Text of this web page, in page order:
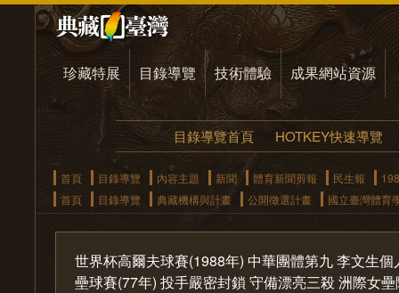
珍藏特展 目錄導覽 技術體驗 成果網站資源
目錄導覽首頁 HOTKEY快速導覽
首頁 目錄導覽 內容主題 新聞 體育新聞剪報 民生報
首頁
目錄導覽 典藏機構與計畫 公開徵選計畫 國立臺灣體育
世界杯高爾夫球賽(1988年) 中華團體第九 李文生
壘球賽(77年) 投手嚴密封鎖 守備漂亮三殺 洲際女